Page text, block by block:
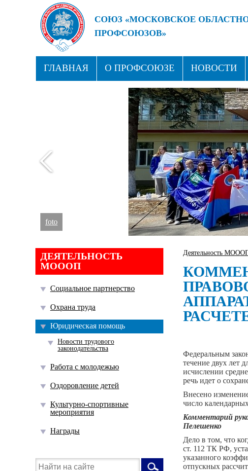
СОЮЗ «МОСКОВСКОЕ
ПРОФСОЮЗОВ»
ГЛАВНАЯ О ПРОФСОЮЗЕ НОВОСТИ
ПРОФСОЮЗНЫЕ ЗДРАВНИЦЫ
foto
ДЕЯТЕЛЬНОСТЬ
МОООП
Социальное партнерство
Охрана труда
Юридическая помощь
Новости трудового
законодательства
Работа с молодежью
Оздоровление детей
Культурно-спортивные
мероприятия
Награды
Деятельность
Федеральным
течение двух лет
исчислении
речь идет о
Внесено
число
Комментарий
Пелешенко
Дело в том, что
ст. 112 ТК РФ,
указанного
отпускных